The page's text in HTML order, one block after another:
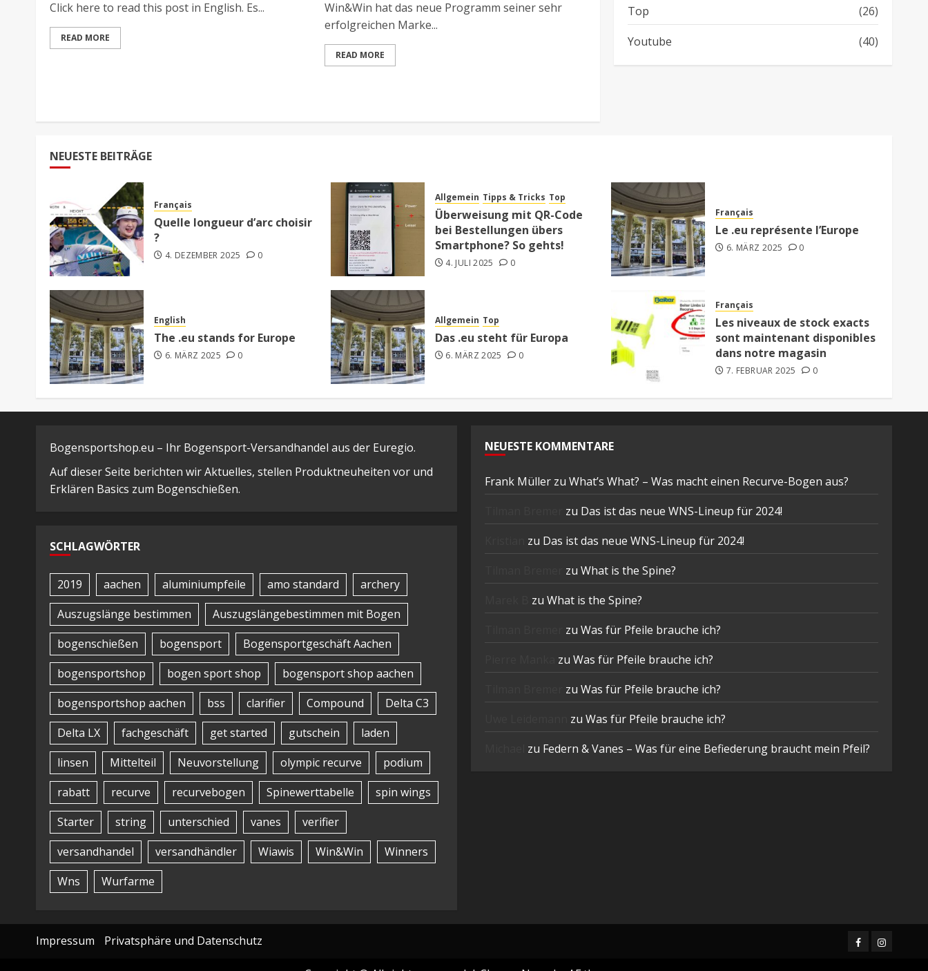
Click here to read this post in English. Es...
READ MORE
Win&Win hat das neue Programm seiner sehr
erfolgreichen Marke...
READ MORE
Top
(26)
Youtube
(40)
NEUESTE BEITRÄGE
Français
Quelle longueur d’arc choisir
?
4. DEZEMBER 2025 0
Allgemein Tipps & Tricks Top
Überweisung mit QR-Code
bei Bestellungen übers
Smartphone? So gehts!
4. JULI 2025 0
Français
Le .eu représente l’Europe
6. MÄRZ 2025 0
English
The .eu stands for Europe
6. MÄRZ 2025 0
Allgemein Top
Das .eu steht für Europa
6. MÄRZ 2025 0
Français
Les niveaux de stock exacts
sont maintenant disponibles
dans notre magasin
7. FEBRUAR 2025 0
Bogensportshop.eu – Ihr Bogensport-Versandhandel aus der Euregio.
Auf dieser Seite berichten wir Aktuelles, stellen Produktneuheiten vor und
Erklären Basics zum Bogenschießen.
SCHLAGWÖRTER
2019 aachen aluminiumpfeile amo standard
archery
Auszugslänge bestimmen
Auszugslängebestimmen mit Bogen
bogenschießen
bogensport
Bogensportgeschäft Aachen
bogensportshop
bogen sport shop
bogensport shop aachen
bogensportshop aachen
bss clarifier Compound
Delta C3
Delta LX
fachgeschäft get started gutschein
laden
linsen
Mittelteil Neuvorstellung olympic recurve
podium
rabatt
recurve recurvebogen Spinewerttabelle
spin wings
Starter
string unterschied vanes
verifier
versandhandel
versandhändler Wiawis Win&Win
Winners
Wns
Wurfarme
NEUESTE KOMMENTARE
Frank Müller zu What’s What? – Was macht einen Recurve-Bogen aus?
zu Das ist das neue WNS-Lineup für 2024!
zu Das ist das neue WNS-Lineup für 2024!
zu What is the Spine?
zu What is the Spine?
zu Was für Pfeile brauche ich?
zu Was für Pfeile brauche ich?
zu Was für Pfeile brauche ich?
zu Was für Pfeile brauche ich?
zu Federn & Vanes – Was für eine Befiederung braucht mein Pfeil?
Impressum Privatsphäre und Datenschutz FacebookInstagram